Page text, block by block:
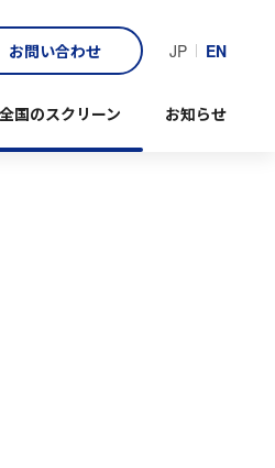
お問い合わせ JP EN
全国のスクリーン お知らせ